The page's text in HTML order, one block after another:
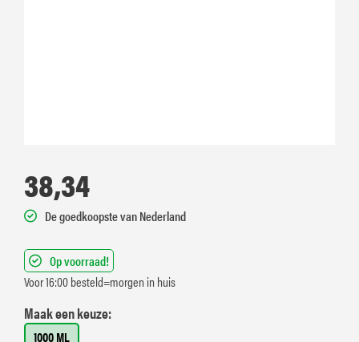
38,34
De goedkoopste van Nederland
Op voorraad!
Voor 16:00 besteld=morgen in huis
Maak een keuze:
1000 ML